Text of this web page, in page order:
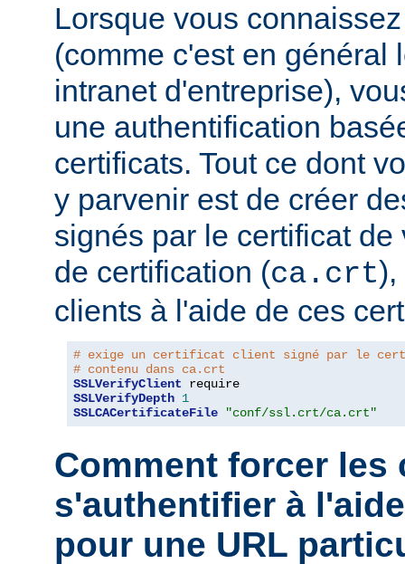
Lorsque vous
(comme c'est en général
intranet d'entreprise),
une authentification
certificats. Tout ce dont
y parvenir est de créer
signés par le certificat
de certification (ca.crt),
clients à l'aide de ces
# exige un certificat client signé par le
# contenu dans ca.crt
SSLVerifyClient
SSLVerifyDepth 1
SSLCACertificateFile
"conf/ssl.crt/ca.crt"
Comment forcer les
s'authentifier à
pour une URL